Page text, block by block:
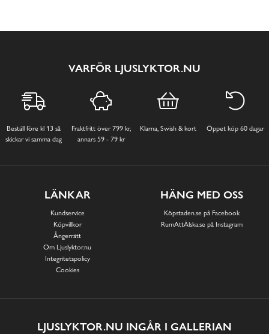
VARFÖR LJUSLYKTOR.NU
Beställ före kl 13 så
skickar vi samma dag
Fraktfritt över 799 kr,
annars 59 - 79 kr
Klarna, Swish & kort Öppet köp 60 dagar
LÄNKAR
Kundservice
Köpvillkor
Ångerrätt
Om Ljuslyktor.nu
Integritetspolicy
Cookies
HÄNG MED OSS
Köpstaden.se på Facebook
RumAttÄlska.se på Instagram
LJUSLYKTOR.NU INGÅR I GALLERIAN